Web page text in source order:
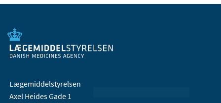
Lægemiddelstyrelsen
Axel Heides Gade 1